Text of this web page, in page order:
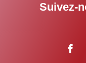
Suivez-